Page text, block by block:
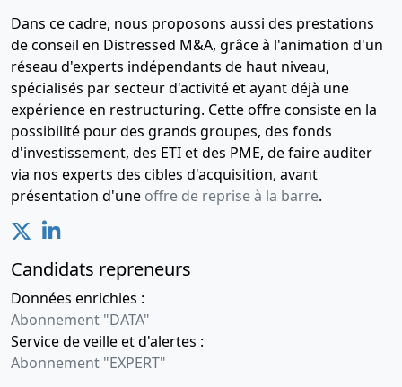
Dans ce cadre, nous proposons aussi des prestations
de conseil en Distressed M&A, grâce à l'animation d'un
réseau d'experts indépendants de haut niveau,
spécialisés par secteur d'activité et ayant déjà une
expérience en restructuring. Cette offre consiste en la
possibilité pour des grands groupes, des fonds
d'investissement, des ETI et des PME, de faire auditer
via nos experts des cibles d'acquisition, avant
présentation d'une offre de reprise à la barre.
Candidats repreneurs
Données enrichies :
Abonnement "DATA"
Service de veille et d'alertes :
Abonnement "EXPERT"